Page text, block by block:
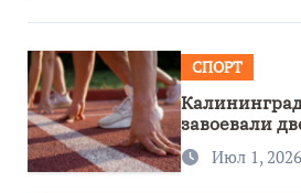
СПОРТ
завоевали
первенстве
Июл 1, 2026